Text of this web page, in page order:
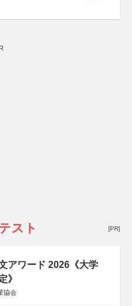
スト [PR]
アワード 2026《大学
》
協会